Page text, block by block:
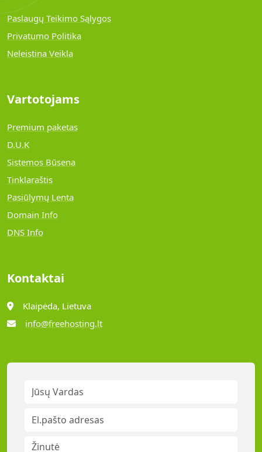
Paslaugų Teikimo Sąlygos
Privatumo Politika
Neleistina Veikla
Vartotojams
Premium paketas
D.U.K
Sistemos Būsena
Tinklaraštis
Pasiūlymų Lenta
Domain Info
DNS Info
Kontaktai
Klaipėda, Lietuva
info@freehosting.lt